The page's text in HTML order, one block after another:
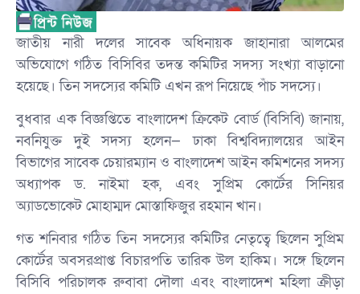
জাতীয় নারী দলের সাবেক অধিনায়ক জাহানারা আলমের
অভিযোগে গঠিত বিসিবির তদন্ত কমিটির সদস্য সংখ্যা বাড়ানো
হয়েছে। তিন সদস্যের কমিটি এখন রূপ নিয়েছে পাঁচ সদস্যে।
বুধবার এক বিজ্ঞপ্তিতে বাংলাদেশ ক্রিকেট বোর্ড (বিসিবি) জানায়,
নবনিযুক্ত দুই সদস্য হলেন— ঢাকা বিশ্ববিদ্যালয়ের আইন
বিভাগের সাবেক চেয়ারম্যান ও বাংলাদেশ আইন কমিশনের সদস্য
অধ্যাপক ড. নাইমা হক, এবং সুপ্রিম কোর্টের সিনিয়র
অ্যাডভোকেট মোহাম্মদ মোস্তাফিজুর রহমান খান।
গত শনিবার গঠিত তিন সদস্যের কমিটির নেতৃত্বে ছিলেন সুপ্রিম
কোর্টের অবসরপ্রাপ্ত বিচারপতি তারিক উল হাকিম। সঙ্গে ছিলেন
বিসিবি পরিচালক রুবাবা দৌলা এবং বাংলাদেশ মহিলা ক্রীড়া